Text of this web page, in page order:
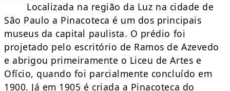
Localizada na região da Luz na cidade de
São Paulo a Pinacoteca é um dos principais
museus da capital paulista. O prédio foi
projetado pelo escritório de Ramos de Azevedo
e abrigou primeiramente o Liceu de Artes e
Ofício, quando foi parcialmente concluído em
1900. Já em 1905 é criada a Pinacoteca do